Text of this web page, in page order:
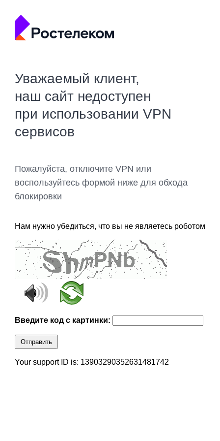
Уважаемый клиент,
наш сайт недоступен
при использовании VPN
сервисов
Пожалуйста, отключите VPN или
воспользуйтесь формой ниже для обхода
блокировки
Нам нужно убедиться, что вы не являетесь роботом
Введите код с картинки:
Отправить
Your support ID is: 13903290352631481742